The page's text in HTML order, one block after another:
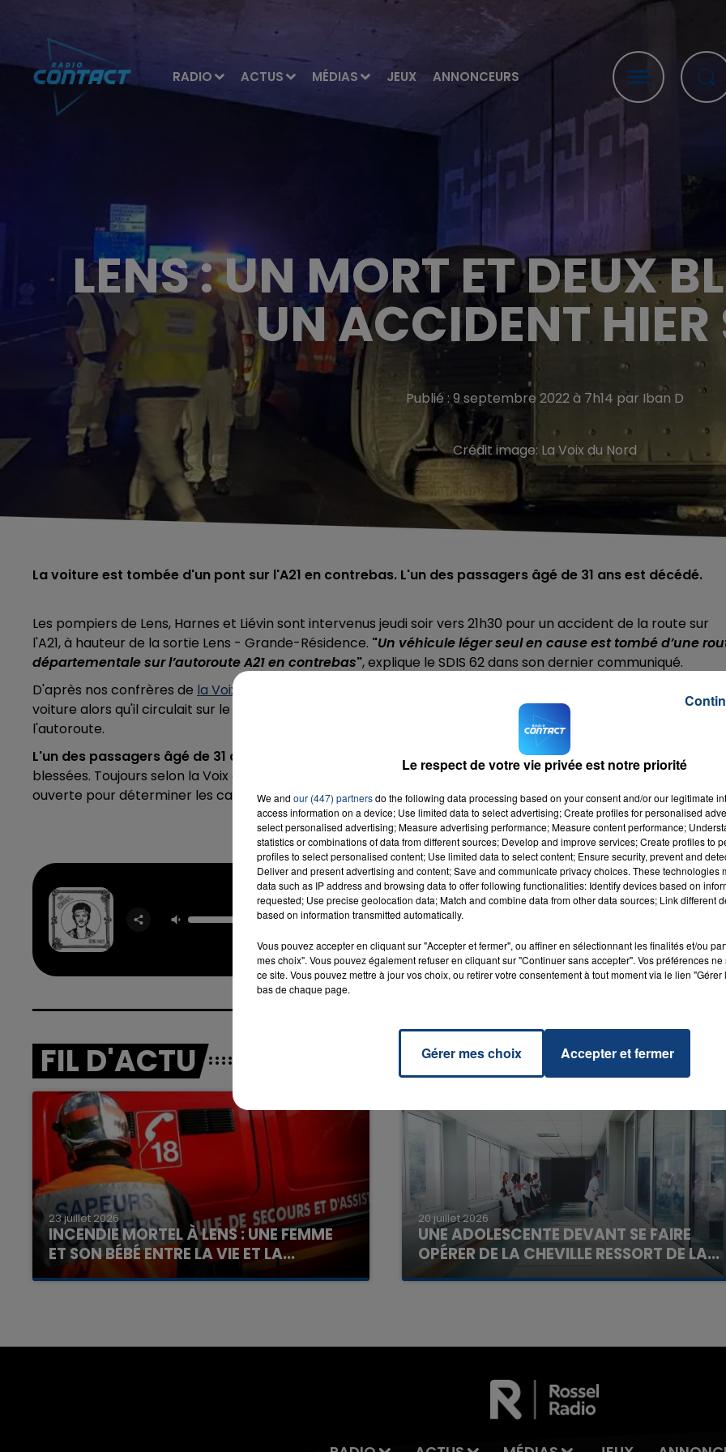
RADIO ACTUS MÉDIAS JEUX ANNONCEURS
LENS : UN MORT ET DEUX
UN ACCIDENT HIER
Publié : 9 septembre 2022 à 7h14 par Iban D
Crédit image: La Voix du Nord
La voiture est tombée d'un pont sur l'A21 en contrebas. L'un des passagers âgé de 31 ans est décédé.
Les pompiers de Lens, Harnes et Liévin sont intervenus jeudi soir vers 21h30 pour un accident de la route sur
l'A21, à hauteur de la sortie Lens - Grande-Résidence. "Un véhicule léger seul en cause est tombé d’une
départementale sur l’autoroute A21 en contrebas", explique le SDIS 62 dans son dernier communiqué.
D'après nos confrères de la Voix du Nord
voiture alors qu'il circulait sur le pont qui surplombe l'A21. Le véhicule a terminé sa route, couché sur le flanc,
l'autoroute.
L'un des passagers âgé de 31 ans est décédé
, deux autres personnes de 29 et 31 ans ont été légèrement
blessées. Toujours selon la Voix du Nord, les trois victimes se rendaient sur leur lieu de travail. Une enquête a
ouverte pour déterminer les causes précises de l'accident.
I Just Might RADIO CONTACT
FIL D'ACTU
23 juillet 2026
INCENDIE MORTEL À LENS : UNE FEMME
ET SON BÉBÉ ENTRE LA VIE ET LA...
Un homme s'est immolé par le feu après avoir
20 juillet 2026
UNE ADOLESCENTE DEVANT SE FAIRE
OPÉRER DE LA CHEVILLE RESSORT DE LA...
La famille a porté plainte contre la clinique qui a
7h00 - 11h00
La Team de l'été
Le respect de votre vie privée est notre priorité
We and our (447) partnersdo the following data processing based on your consent and/or our legitimate
access information on a device; Use limited data to select advertising; Create profiles for personalised
select personalised advertising; Measure advertising performance; Measure content performance;
statistics or combinations of data from different sources; Develop and improve services; Create profiles to
profiles to select personalised content; Use limited data to select content; Ensure security, prevent and
Deliver and present advertising and content; Save and communicate privacy choices. These technologies
data such as IP address and browsing data to offer following functionalities: Identify devices based on
requested; Use precise geolocation data; Match and combine data from other data sources; Link different
based on information transmitted automatically.
Vous pouvez accepter en cliquant sur "Accepter et fermer", ou affiner en sélectionnant les finalités et/ou
mes choix". Vous pouvez également refuser en cliquant sur "Continuer sans accepter". Vos préférences
ce site. Vous pouvez mettre à jour vos choix, ou retirer votre consentement à tout moment via le lien
bas de chaque page.
Gérer mes choix Accepter et fermer